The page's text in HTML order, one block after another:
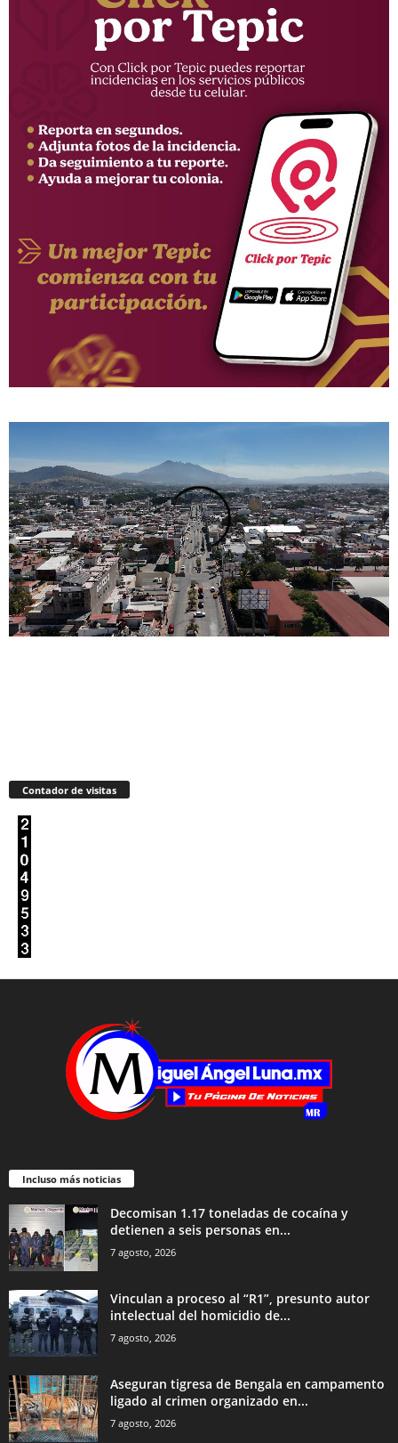
Contador de visitas
Incluso más noticias
Decomisan 1.17 toneladas de cocaína y
detienen a seis personas en...
7 agosto, 2026
Vinculan a proceso al “R1”, presunto autor
intelectual del homicidio de...
7 agosto, 2026
Aseguran tigresa de Bengala en campamento
ligado al crimen organizado en...
7 agosto, 2026